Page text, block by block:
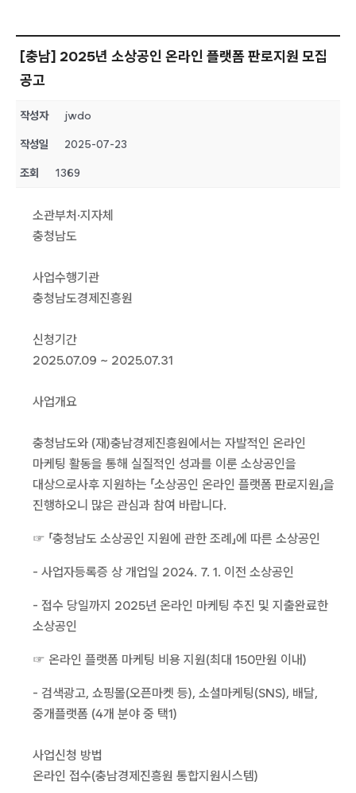
[충남] 2025년 소상공인 온라인 플랫폼 판로지원 모집
공고
작성자 jwdo
작성일 2025-07-23
조회 1369
소관부처·지자체
충청남도
사업수행기관
충청남도경제진흥원
신청기간
2025.07.09 ~ 2025.07.31
사업개요
충청남도와 (재)충남경제진흥원에서는 자발적인 온라인
마케팅 활동을 통해 실질적인 성과를 이룬 소상공인을
대상으로사후 지원하는 「소상공인 온라인 플랫폼 판로지원」을
진행하오니 많은 관심과 참여 바랍니다.
☞ 「충청남도 소상공인 지원에 관한 조례」에 따른 소상공인
- 사업자등록증 상 개업일 2024. 7. 1. 이전 소상공인
- 접수 당일까지 2025년 온라인 마케팅 추진 및 지출완료한
소상공인
☞ 온라인 플랫폼 마케팅 비용 지원(최대 150만원 이내)
- 검색광고, 쇼핑몰(오픈마켓 등), 소셜마케팅(SNS), 배달,
중개플랫폼 (4개 분야 중 택1)
사업신청 방법
온라인 접수(충남경제진흥원 통합지원시스템)